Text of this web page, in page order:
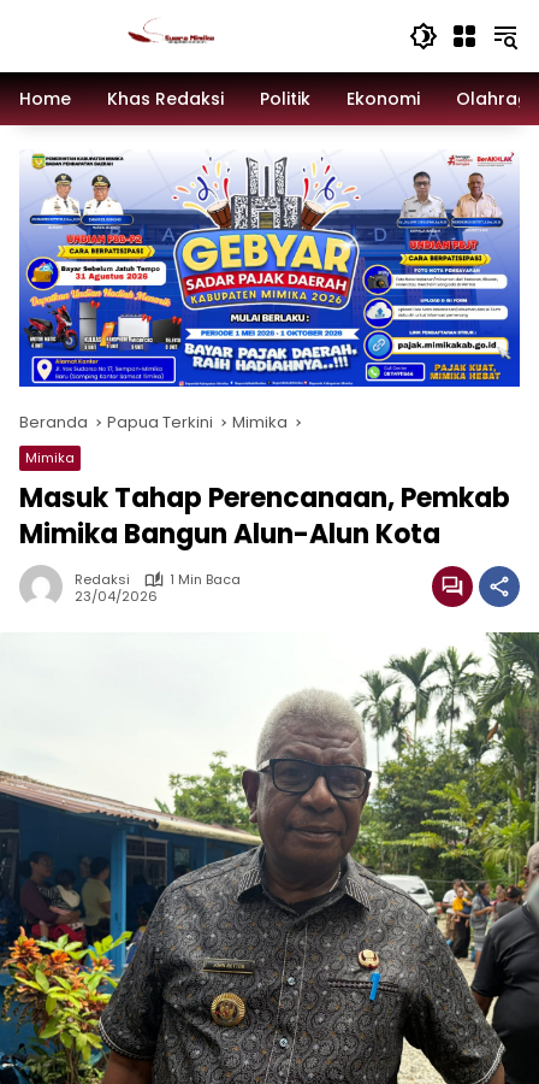
Home
Khas Redaksi Politik Ekonomi
Beranda Papua Terkini Mimika
Mimika
Masuk Tahap Perencanaan, Pemkab
Mimika Bangun Alun-Alun Kota
Redaksi
1 Min Baca
23/04/2026